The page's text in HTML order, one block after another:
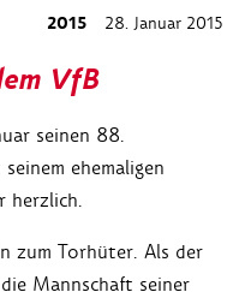
2015 28. Januar 2015
VfB
seinen 88.
ehemaligen
herzlich.
zum Torhüter. Als der
Mannschaft seiner